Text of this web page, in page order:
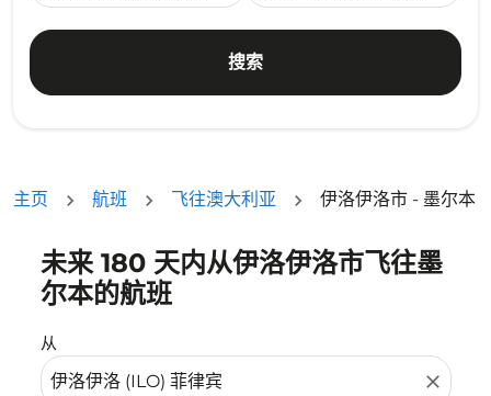
搜索
主页 航班 飞往澳大利亚 伊洛伊洛市 - 墨尔本
未来 180 天内从伊洛伊洛市飞往墨
尔本的航班
从
close
没有符合您的筛选条件的机票。请调整您的筛选条件。